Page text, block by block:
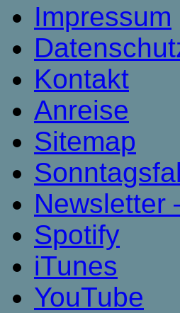
Impressum
Kontakt
Anreise
Sitemap
Newsletter
Spotify
iTunes
YouTube